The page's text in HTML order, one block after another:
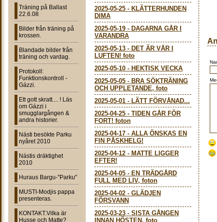
Träning på Ballast
22.6.08
Bilder från träning på
krossen.
Blandade bilder från
träning och vardag.
Protokoll:
Funktionskontroll -
Gázzi.
Ett gott skratt.... ! Läs
om Gázzi i
smugglargången &
andra historier.
Násti besökte Parku
nyåret 2010
Nástis dräktighet
2010
Huraus Bargu-"Parku"
MUSTI-Modjis pappa
presenteras.
KONTAKT.Vilka är
Husse och Matte?
2025-05-25 - KLÄTTERHUNDEN
DIMA
2025-05-19 - DAGARNA GÅR I
VARANDRA
2025-05-13 - DET ÄR VÅR I
LUFTEN! foto
2025-05-10 - HEKTISK VECKA
2025-05-05 - BRA SÖKTRÄNING
OCH UPPLETANDE, foto
2025-05-01 - LÄTT FÖRVÅNAD...
2025-04-25 - TIDEN GÅR FÖR
FORT! foton
2025-04-17 - ALLA ÖNSKAS EN
FIN PÅSKHELG!
2025-04-12 - MATTE LIGGER
EFTER!
2025-04-05 - EN TRÄDGÅRD
FULL MED LIV, foton
2025-04-02 - GLÄDJEN
FÖRSVANN
2025-03-23 - SISTA GÅNGEN
INNAN HÖSTEN, foto